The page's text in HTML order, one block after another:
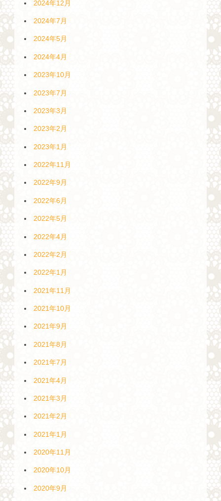
2024年12月
2024年7月
2024年5月
2024年4月
2023年10月
2023年7月
2023年3月
2023年2月
2023年1月
2022年11月
2022年9月
2022年6月
2022年5月
2022年4月
2022年2月
2022年1月
2021年11月
2021年10月
2021年9月
2021年8月
2021年7月
2021年4月
2021年3月
2021年2月
2021年1月
2020年11月
2020年10月
2020年9月